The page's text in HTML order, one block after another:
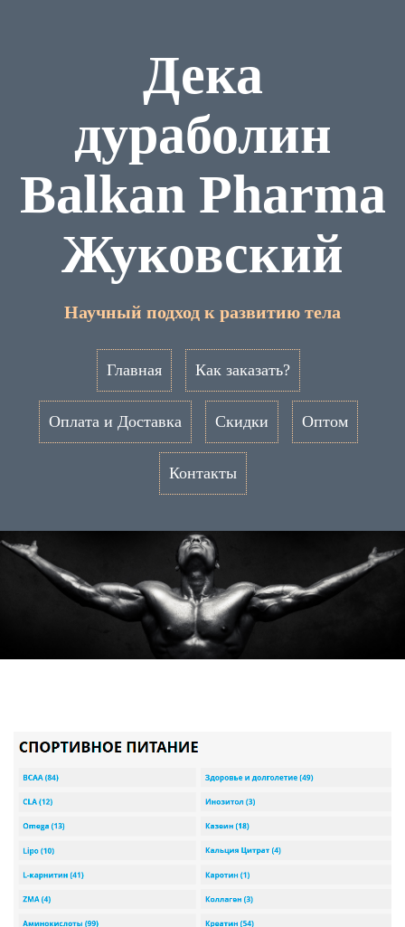
Дека
дураболин
Balkan Pharma
Жуковский
Научный подход к развитию тела
Главная Как заказать?
Оплата и Доставка Скидки Оптом
Контакты